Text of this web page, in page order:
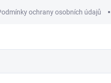
ochrany osobních údajů